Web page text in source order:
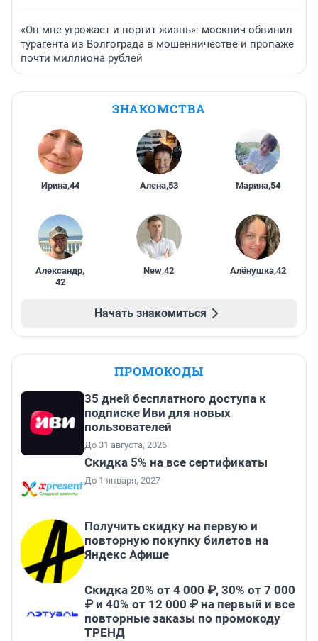
«Он мне угрожает и портит жизнь»: москвич обвинил
турагента из Волгограда в мошенничестве и пропаже
почти миллиона рублей
ЗНАКОМСТВА
Ирина,44 Алена,53 Марина,54
Александр,
42
New,42 Алёнушка,42
Начать знакомиться
ПРОМОКОДЫ
35 дней бесплатного доступа к
подписке Иви для новых
пользователей
До 31 августа, 2026
Скидка 5% на все сертификаты
До 1 января, 2027
Получить скидку на первую и
повторную покупку билетов на
Яндекс Афише
Скидка 20% от 4 000 ₽, 30% от 7 000
₽ и 40% от 12 000 ₽ на первый и все
повторные заказы по промокоду
ТРЕНД